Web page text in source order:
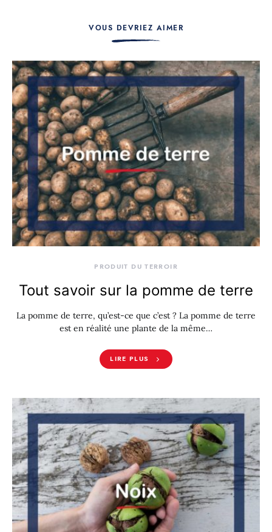
VOUS DEVRIEZ AIMER
PRODUIT DU TERROIR
Tout savoir sur la pomme de terre
La pomme de terre, qu’est-ce que c’est ? La pomme de terre
est en réalité une plante de la même…
LIRE PLUS